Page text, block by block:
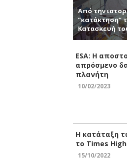
Από την
“κατάκτηση”
Κατασκευή
ESA: Η
απρόσμενο
πλανήτη
10/02/2023
Η κατάταξη
το Times
15/10/2022